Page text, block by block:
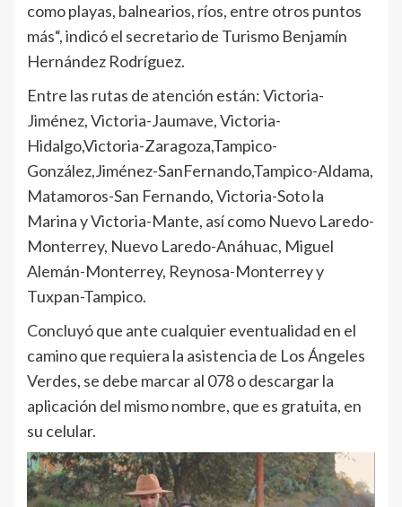
como playas, balnearios, ríos, entre otros puntos
más“, indicó el secretario de Turismo Benjamín
Hernández Rodríguez.
Entre las rutas de atención están: Victoria-
Jiménez, Victoria-Jaumave, Victoria-
Hidalgo,Victoria-Zaragoza,Tampico-
González,Jiménez-SanFernando,Tampico-Aldama,
Matamoros-San Fernando, Victoria-Soto la
Marina y Victoria-Mante, así como Nuevo Laredo-
Monterrey, Nuevo Laredo-Anáhuac, Miguel
Alemán-Monterrey, Reynosa-Monterrey y
Tuxpan-Tampico.
Concluyó que ante cualquier eventualidad en el
camino que requiera la asistencia de Los Ángeles
Verdes, se debe marcar al 078 o descargar la
aplicación del mismo nombre, que es gratuita, en
su celular.